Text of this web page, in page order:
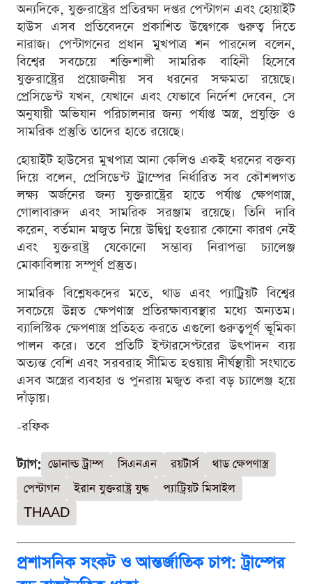
অন্যদিকে, যুক্তরাষ্ট্রের প্রতিরক্ষা দপ্তর পেন্টাগন এবং হোয়াইট
হাউস এসব প্রতিবেদনে প্রকাশিত উদ্বেগকে গুরুত্ব দিতে
নারাজ। পেন্টাগনের প্রধান মুখপাত্র শন পারনেল বলেন,
বিশ্বের সবচেয়ে শক্তিশালী সামরিক বাহিনী হিসেবে
যুক্তরাষ্ট্রের প্রয়োজনীয় সব ধরনের সক্ষমতা রয়েছে।
প্রেসিডেন্ট যখন, যেখানে এবং যেভাবে নির্দেশ দেবেন, সে
অনুযায়ী অভিযান পরিচালনার জন্য পর্যাপ্ত অস্ত্র, প্রযুক্তি ও
সামরিক প্রস্তুতি তাদের হাতে রয়েছে।
হোয়াইট হাউসের মুখপাত্র আনা কেলিও একই ধরনের বক্তব্য
দিয়ে বলেন, প্রেসিডেন্ট ট্রাম্পের নির্ধারিত সব কৌশলগত
লক্ষ্য অর্জনের জন্য যুক্তরাষ্ট্রের হাতে পর্যাপ্ত ক্ষেপণাস্ত্র,
গোলাবারুদ এবং সামরিক সরঞ্জাম রয়েছে। তিনি দাবি
করেন, বর্তমান মজুত নিয়ে উদ্বিগ্ন হওয়ার কোনো কারণ নেই
এবং যুক্তরাষ্ট্র যেকোনো সম্ভাব্য নিরাপত্তা চ্যালেঞ্জ
মোকাবিলায় সম্পূর্ণ প্রস্তুত।
সামরিক বিশ্লেষকদের মতে, থাড এবং প্যাট্রিয়ট বিশ্বের
সবচেয়ে উন্নত ক্ষেপণাস্ত্র প্রতিরক্ষাব্যবস্থার মধ্যে অন্যতম।
ব্যালিস্টিক ক্ষেপণাস্ত্র প্রতিহত করতে এগুলো গুরুত্বপূর্ণ ভূমিকা
পালন করে। তবে প্রতিটি ইন্টারসেপ্টরের উৎপাদন ব্যয়
অত্যন্ত বেশি এবং সরবরাহ সীমিত হওয়ায় দীর্ঘস্থায়ী সংঘাতে
এসব অস্ত্রের ব্যবহার ও পুনরায় মজুত করা বড় চ্যালেঞ্জ হয়ে
দাঁড়ায়।
-রফিক
ট্যাগ: ডোনাল্ড ট্রাম্প সিএনএন রয়টার্স
থাড ক্ষেপণাস্ত্র
পেন্টাগন
ইরান যুক্তরাষ্ট্র যুদ্ধ
প্যাট্রিয়ট মিসাইল
THAAD
প্রশাসনিক সংকট ও আন্তর্জাতিক চাপ: ট্রাম্পের